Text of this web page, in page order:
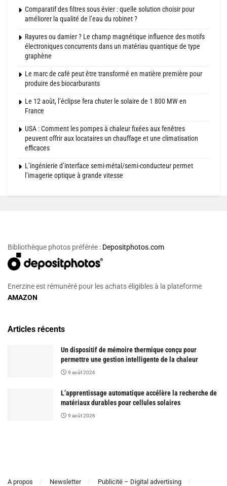
Comparatif des filtres sous évier : quelle solution choisir pour
améliorer la qualité de l’eau du robinet ?
Rayures ou damier ? Le champ magnétique influence des motifs
électroniques concurrents dans un matériau quantique de type
graphène
Le marc de café peut être transformé en matière première pour
produire des biocarburants
Le 12 août, l’éclipse fera chuter le solaire de 1 800 MW en
France
USA : Comment les pompes à chaleur fixées aux fenêtres
peuvent offrir aux locataires un chauffage et une climatisation
efficaces
L’ingénierie d’interface semi-métal/semi-conducteur permet
l’imagerie optique à grande vitesse
Bibliothèque photos préférée : Depositphotos.com
Enerzine est rémunéré pour les achats éligibles à la plateforme
AMAZON
Articles récents
Un dispositif de mémoire thermique conçu pour
permettre une gestion intelligente de la chaleur
9 août 2026
L’apprentissage automatique accélère la recherche de
matériaux durables pour cellules solaires
9 août 2026
A propos Newsletter Publicité – Digital advertising